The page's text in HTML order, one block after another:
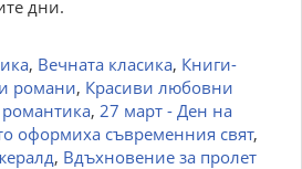
дни.
, Вечната класика, Книги-
романи, Красиви любовни
, 27 март - Ден на
оформиха съвременния свят,
, Вдъхновение за пролет